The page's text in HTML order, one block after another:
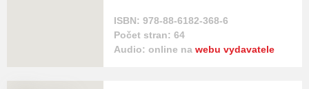
ISBN: 978-88-6182-368-6
Počet stran: 64
Audio: online na webu vydavatele